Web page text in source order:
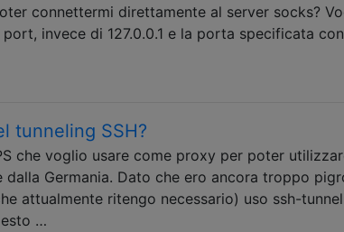
connettermi direttamente al server socks?
invece di 127.0.0.1 e la porta specificata
tunneling SSH?
che voglio usare come proxy per poter
dalla Germania. Dato che ero ancora troppo
attualmente ritengo necessario) uso ssh-
…